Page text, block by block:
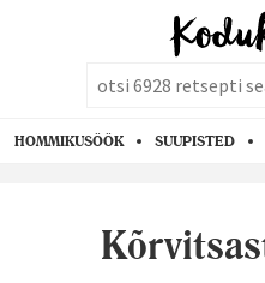
HOMMIKUSÖÖK SUUPISTED